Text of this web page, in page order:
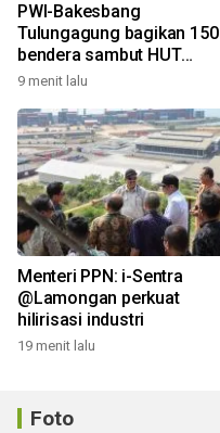
PWI-Bakesbang
Tulungagung bagikan 150
bendera sambut HUT
Kemerdekaan
9 menit lalu
Menteri PPN: i-Sentra
@Lamongan perkuat
hilirisasi industri
19 menit lalu
Foto